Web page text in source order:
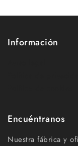
Información
Encuéntranos
Nuestra fábrica y